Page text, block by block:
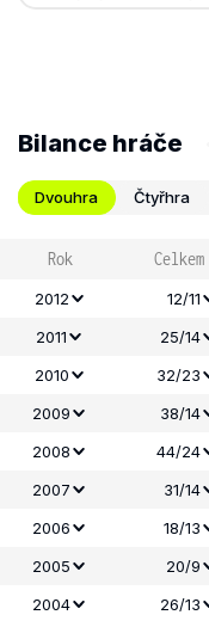
Bilance hráče
Dvouhra Čtyřhra
Rok Celkem
2012 12/11
2011 25/14
2010
32/23
2009 38/14
2008 44/24
2007
31/14
2006
18/13
2005 20/9
2004 26/13